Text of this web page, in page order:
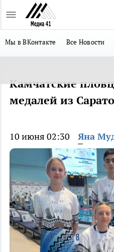
Мы в ВКонтакте Все Новости
Камчатские
медалей из
10 июня 02:30 Яна